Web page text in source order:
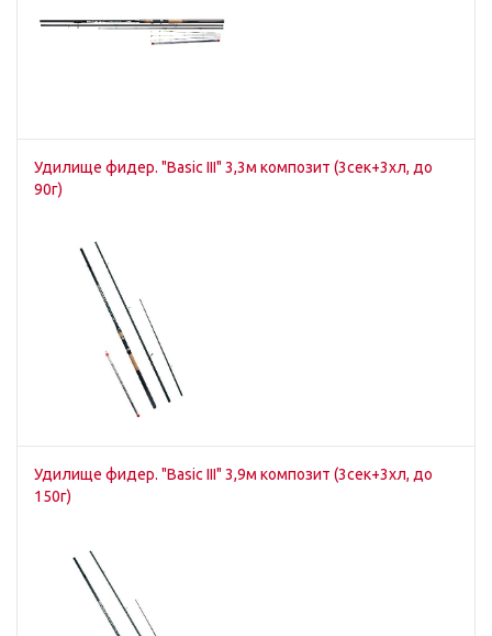
Удилище фидер. "Basic III" 3,3м композит (3сек+3хл, до
90г)
Удилище фидер. "Basic III" 3,9м композит (3сек+3хл, до
150г)